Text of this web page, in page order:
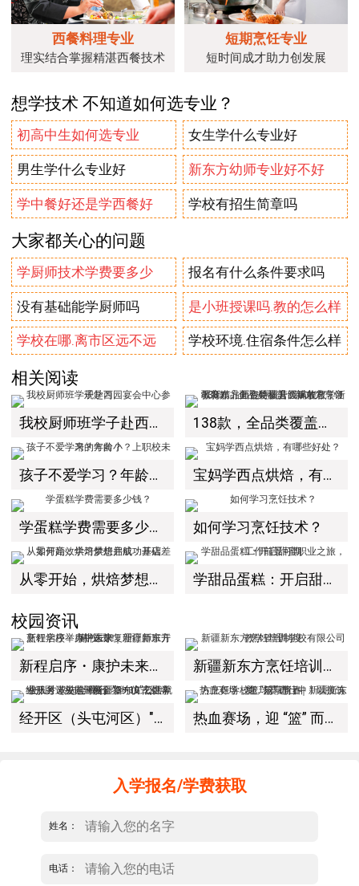
西餐料理专业
理实结合掌握精湛西餐技术
短期烹饪专业
短时间成才助力创发展
想学技术 不知道如何选专业？
初高中生如何选专业 女生学什么专业好
男生学什么专业好 新东方幼师专业好不好
学中餐好还是学西餐好 学校有招生简章吗
大家都关心的问题
学厨师技术学费要多少 报名有什么条件要求吗
没有基础能学厨师吗 是小班授课吗.教的怎么样
学校在哪.离市区远不远 学校环境.住宿条件怎么样
相关阅读
我校厨师班学子赴西园宴会中心参观学习 138款，全品类覆盖！新东方烹饪教育精品面包特训营圆满收官，新疆新东方师资硬核升级赋能教学！
孩子不爱学习？年龄小？上职校未来的方向？ 宝妈学西点烘焙，有哪些好处？
学蛋糕学费需要多少钱？ 如何学习烹饪技术？
从零开始，烘焙梦想启航：基础差如何高效学习烘焙并成功开店 学甜品蛋糕：开启甜蜜职业之旅，工作前景可期
校园资讯
新程启序・康护未来｜新疆新东方烹饪学校举办中医康复理疗师班开幕仪式！ 新疆新东方烹饪培训学校有限公司教学管理制度
经开区（头屯河区）"3+10"公共就业服务进校园暨新疆新东方烹饪学校人才双选会+校企签约仪式圆满举行 热血赛场，迎 “篮” 而上｜新疆新东方烹饪学校篮球赛进行中！以技筑梦，乐享青春
入学报名/学费获取
姓名：
电话：